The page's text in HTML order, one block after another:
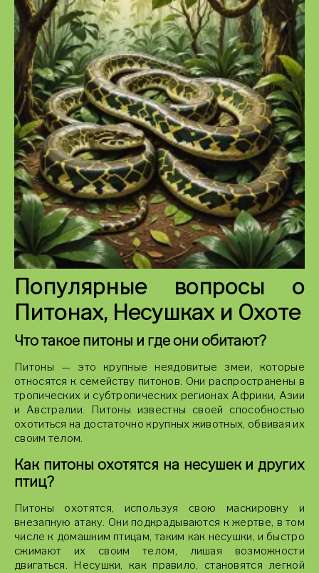
Популярные вопросы о
Питонах, Несушках и Охоте
Что такое питоны и где они обитают?
Питоны — это крупные неядовитые змеи, которые
относятся к семейству питонов. Они распространены в
тропических и субтропических регионах Африки, Азии
и Австралии. Питоны известны своей способностью
охотиться на достаточно крупных животных, обвивая их
своим телом.
Как питоны охотятся на несушек и других
птиц?
Питоны охотятся, используя свою маскировку и
внезапную атаку. Они подкрадываются к жертве, в том
числе к домашним птицам, таким как несушки, и быстро
сжимают их своим телом, лишая возможности
двигаться. Несушки, как правило, становятся легкой